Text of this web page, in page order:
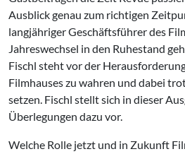
Ausblick genau zum richtigen
langjähriger Geschäftsführer des
Jahreswechsel in den Ruhestand
Fischl steht vor der
Filmhauses zu wahren und dabei
setzen. Fischl stellt sich in dieser
Überlegungen dazu vor.
Welche Rolle jetzt und in Zukunft